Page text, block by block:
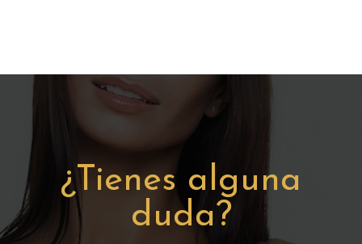
¿Tienes alguna
duda?